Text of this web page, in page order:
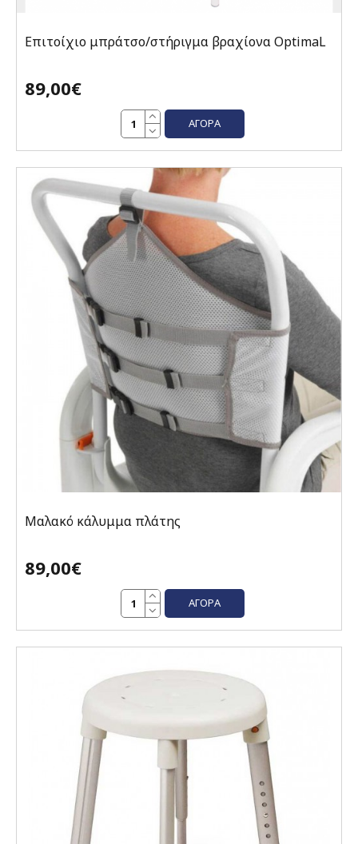
Επιτοίχιο μπράτσο/στήριγμα βραχίονα OptimaL
89,00€
ΑΓΟΡΆ
Μαλακό κάλυμμα πλάτης
89,00€
ΑΓΟΡΆ